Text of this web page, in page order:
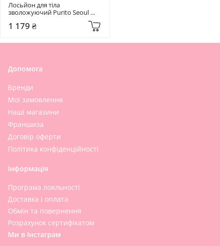
Лосьйон для тіла
зволожуючий Purito Seoul
1 179 ₴
Допомога
Бренди
Мої замовлення
Наші магазини
Франшиза
Договір оферти
Політика конфіденційності
Інформація
Програма лояльності
Доставка і оплата
Обмін та повернення
Розрахунок сертифікатом
Ми в Інстаграм